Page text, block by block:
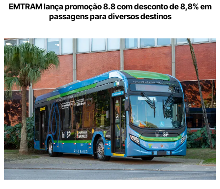
EMTRAM lança promoção 8.8 com desconto de 8,8% em
passagens para diversos destinos